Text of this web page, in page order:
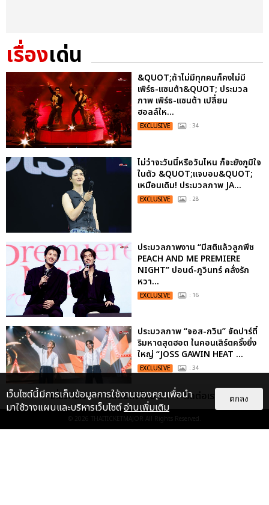
เรื่องเด่น
&QUOT;ถ้าไม่มีทุกคนก็คงไม่มี
เพิร์ธ-แซนต้า&QUOT; ประมวล
ภาพ เพิร์ธ-แซนต้า เปลี่ยน
ฮอลล์ให...
EXCLUSIVE : 34
ไม่ว่าจะวันนี้หรือวันไหน ก็จะยังภูมิใจ
ในตัว &QUOT;แจบอม&QUOT;
เหมือนเดิม! ประมวลภาพ JA...
EXCLUSIVE : 28
ประมวลภาพงาน “มีสติแล้วลูกพีช
PEACH AND ME PREMIERE
NIGHT” ปอนด์-ภูวินทร์ คลั่งรัก
หวา...
EXCLUSIVE : 16
ประมวลภาพ “จอส-กวิน” จัดปาร์ตี้
ริมหาดสุดฮอต ในคอนเสิร์ตครั้งยิ่ง
ใหญ่ “JOSS GAWIN HEAT ...
EXCLUSIVE : 34
“ช่วงเวลาที่ไม่ได้เจอกันพิสูจน์แล้วว่า
รักแท้จะไม่มีวันจางหาย” ประมวล
เกี่ยวกับเรา ติดต่อลงโฆษณา ติดต่อเรา
© 2026 THAITICKETMAJOR All Rights Reserved.
เว็บไซต์นี้มีการเก็บข้อมูลการใช้งานของคุณเพื่อนำ
มาใช้วางแผนและบริหารเว็บไซต์อ่านเพิ่มเติม
ตกลง